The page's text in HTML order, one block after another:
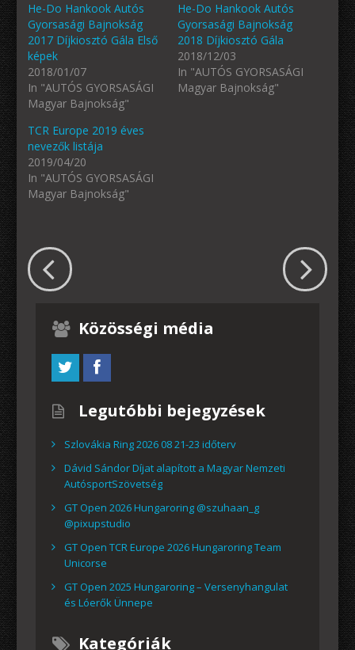
He-Do Hankook Autós
Gyorsasági Bajnokság
2017 Díjkiosztó Gála Első
képek
2018/01/07
In "AUTÓS GYORSASÁGI
Magyar Bajnokság"
He-Do Hankook Autós
Gyorsasági Bajnokság
2018 Díjkiosztó Gála
2018/12/03
In "AUTÓS GYORSASÁGI
Magyar Bajnokság"
TCR Europe 2019 éves
nevezők listája
2019/04/20
In "AUTÓS GYORSASÁGI
Magyar Bajnokság"
Közösségi média
Legutóbbi bejegyzések
Szlovákia Ring 2026 08 21-23 időterv
Dávid Sándor Díjat alapított a Magyar Nemzeti
AutósportSzövetség
GT Open 2026 Hungaroring @szuhaan_g
@pixupstudio
GT Open TCR Europe 2026 Hungaroring Team
Unicorse
GT Open 2025 Hungaroring – Versenyhangulat
és Lóerők Ünnepe
Kategóriák